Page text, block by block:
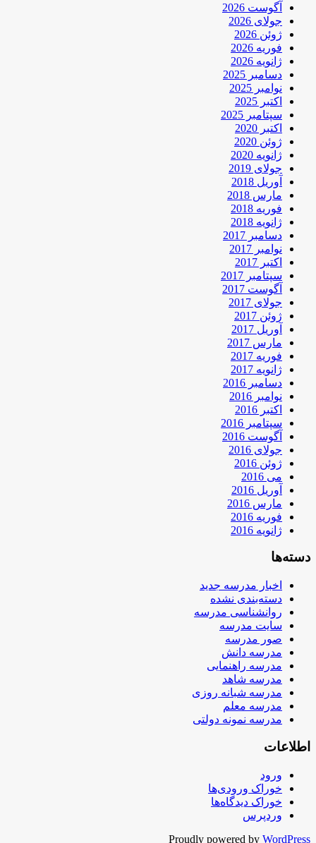
آگوست 2026
جولای 2026
ژوئن 2026
فوریه 2026
ژانویه 2026
دسامبر 2025
نوامبر 2025
اکتبر 2025
سپتامبر 2025
اکتبر 2020
ژوئن 2020
ژانویه 2020
جولای 2019
آوریل 2018
مارس 2018
فوریه 2018
ژانویه 2018
دسامبر 2017
نوامبر 2017
اکتبر 2017
سپتامبر 2017
آگوست 2017
جولای 2017
ژوئن 2017
آوریل 2017
مارس 2017
فوریه 2017
ژانویه 2017
دسامبر 2016
نوامبر 2016
اکتبر 2016
سپتامبر 2016
آگوست 2016
جولای 2016
ژوئن 2016
می 2016
آوریل 2016
مارس 2016
فوریه 2016
ژانویه 2016
دسته‌ها
اخبار مدرسه جدید
دسته‌بندی نشده
روانشناسی مدرسه
سایت مدرسه
صور مدرسه
مدرسه دانش
مدرسه راهنمایی
مدرسه شاهد
مدرسه شبانه روزی
مدرسه معلم
مدرسه نمونه دولتی
اطلاعات
ورود
خوراک ورودی‌ها
خوراک دیدگاه‌ها
وردپرس
Proudly powered by WordPress